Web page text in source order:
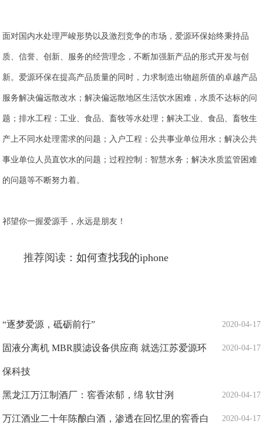
面对国内水处理严峻形势以及激烈竞争的市场，爱源环保始终秉持品
质、信誉、创新、服务的经营理念，不断加强新产品的形式开发与创
新。爱源环保在提高产品质量的同时，力求制造出物超所值的卓越产品
服务解决偏远散改水；解决偏远散地区生活饮水困难，水质不达标的问
题；排水工程：工业、食品、畜牧等水处理；解决工业、食品、畜牧生
产上不同水处理需求的问题；入户工程：公共事业单位用水；解决公共
事业单位人员直饮水的问题；过程控制：智慧水务；解决水质监管困难
的问题等不断努力着。
祁望你一握爱源手，永远是朋友！
推荐阅读：如何查找我的iphone
2020-04-17
“逐梦爱源，砥砺前行”
2020-04-17
固液分离机 MBR膜滤设备供应商 就选江苏爱源环
保科技
2020-04-17
黑龙江万江制酒厂：窖香浓郁，绵 软甘洌
2020-04-17
万江酒业二十年陈酿白酒，渗透在回忆里的窖香白